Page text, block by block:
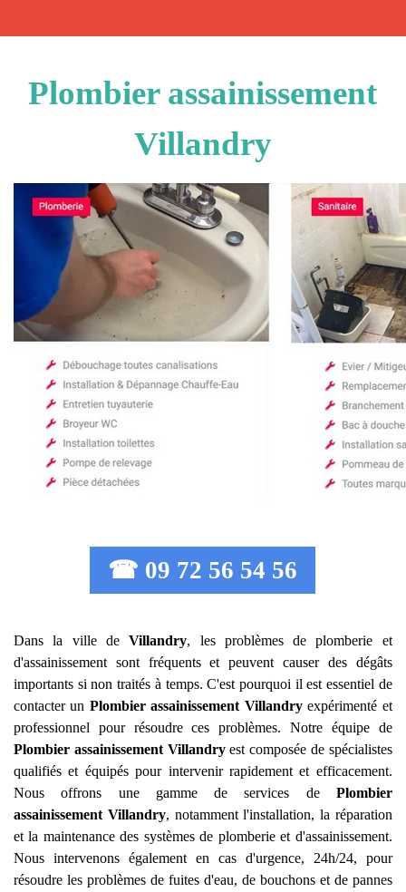
Plombier assainissement
Villandry
☎ 09 72 56 54 56
Dans la ville deVillandry, les problèmes de plomberie et
d'assainissement sont fréquents et peuvent causer des dégâts
importants si non traités à temps. C'est pourquoi il est essentiel de
contacter un Plombier assainissement Villandryexpérimenté et
professionnel pour résoudre ces problèmes. Notre équipe de
Plombier assainissement Villandryest composée de spécialistes
qualifiés et équipés pour intervenir rapidement et efficacement.
Nous offrons une gamme de services de Plombier
assainissement Villandry, notamment l'installation, la réparation
et la maintenance des systèmes de plomberie et d'assainissement.
Nous intervenons également en cas d'urgence, 24h/24, pour
résoudre les problèmes de fuites d'eau, de bouchons et de pannes